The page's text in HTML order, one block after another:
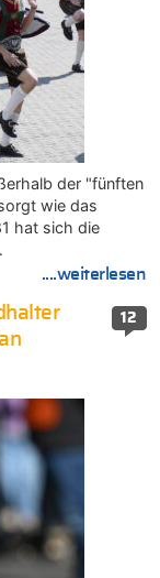
der "fünften
wie das
hat sich die
....weiterlesen
12